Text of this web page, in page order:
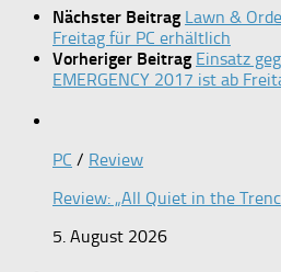
Nächster Beitrag Lawn &
Freitag für PC erhältlich
Vorheriger Beitrag Einsatz
EMERGENCY 2017 ist ab
PC / Review
Review: „All Quiet in the
5. August 2026